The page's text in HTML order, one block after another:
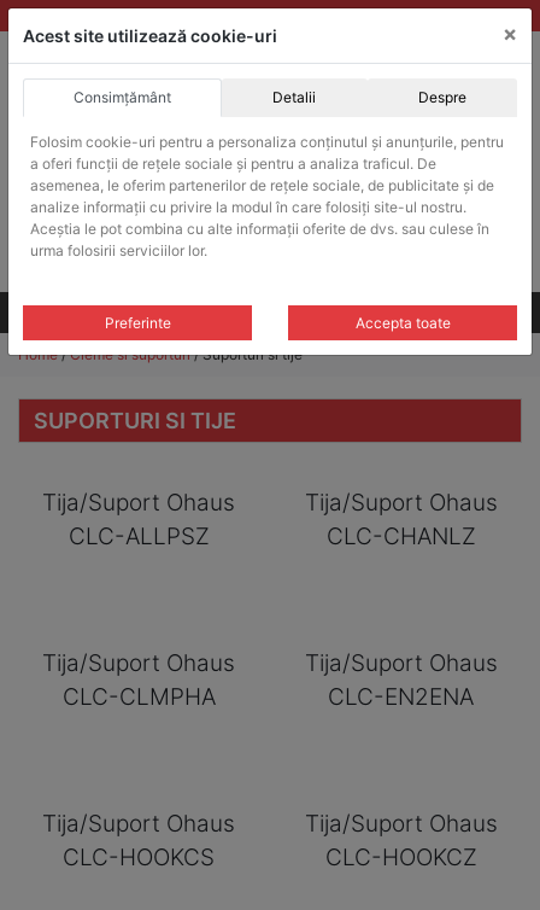
Skip
to
ACHIZITII PUBLICE
Produsele pot fi achizitionate si in sistemul SEAP / SICAP
Products
search
CAUTARE
Toate produsele
Home/Cleme si suporturi/ Suporturi si tije
SUPORTURI SI TIJE
Tija/Suport Ohaus
CLC-ALLPSZ
Tija/Suport Ohaus
CLC-CHANLZ
Tija/Suport Ohaus
CLC-CLMPHA
Tija/Suport Ohaus
CLC-EN2ENA
Tija/Suport Ohaus
CLC-HOOKCS
Tija/Suport Ohaus
CLC-HOOKCZ
Acest site utilizează cookie-uri ×
Consimțământ Detalii Despre
Folosim cookie-uri pentru a personaliza conținutul și anunțurile, pentru
a oferi funcții de rețele sociale și pentru a analiza traficul. De
asemenea, le oferim partenerilor de rețele sociale, de publicitate și de
analize informații cu privire la modul în care folosiți site-ul nostru.
Aceștia le pot combina cu alte informații oferite de dvs. sau culese în
urma folosirii serviciilor lor.
Preferinte Accepta toate